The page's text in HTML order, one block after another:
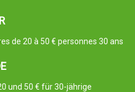
de 20 à 50 € personnes 30 ans
und 50 € für 30-jährige